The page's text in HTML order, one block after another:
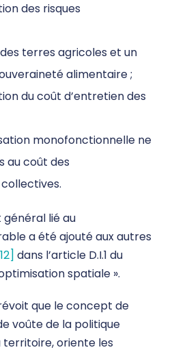
des risques
terres agricoles et un
alimentaire ;
du coût d’entretien des
monofonctionnelle ne
au coût des
lié au
a été ajouté aux autres
dans l’article D.I.1 du
spatiale ».
que le concept de
voûte de la politique
territoire, oriente les